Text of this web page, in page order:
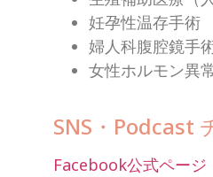
妊孕性温存手術
婦人科腹腔鏡手
女性ホルモン異
SNS・Podcast
Facebook公式ページ